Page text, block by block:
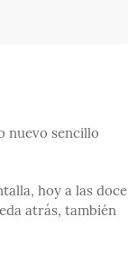
nuevo sencillo
hoy a las doce
atrás, también